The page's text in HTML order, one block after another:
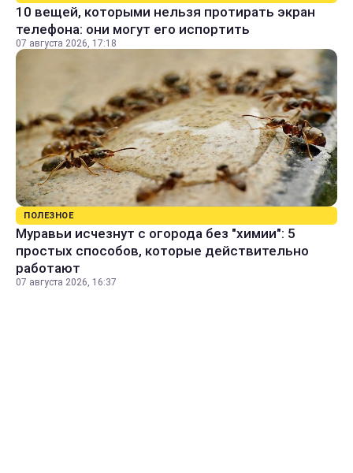
10 вещей, которыми нельзя протирать экран
телефона: они могут его испортить
07 августа 2026, 17:18
ПОЛЕЗНОЕ
Муравьи исчезнут с огорода без "химии": 5
простых способов, которые действительно
работают
07 августа 2026, 16:37